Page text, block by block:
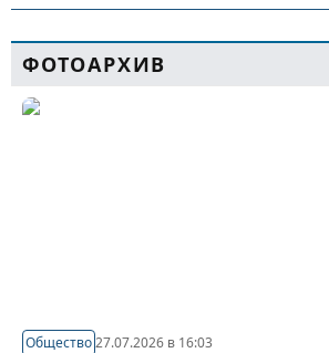
ФОТОАРХИВ
Общество27.07.2026 в 16:03